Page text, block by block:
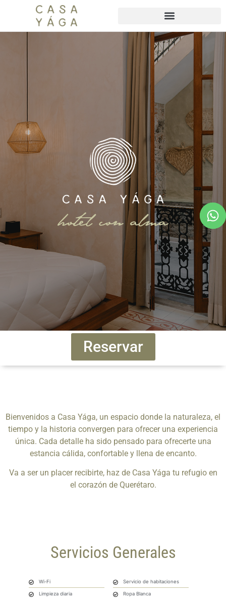
Reservar
Bienvenidos a Casa Yága, un espacio donde la naturaleza, el
tiempo y la historia convergen para ofrecer una experiencia
única. Cada detalle ha sido pensado para ofrecerte una
estancia cálida, confortable y llena de encanto.
Va a ser un placer recibirte, haz de Casa Yága tu refugio en
el corazón de Querétaro.
Servicios Generales
Wi-Fi Servicio de habitaciones
Limpieza diaria Ropa Blanca